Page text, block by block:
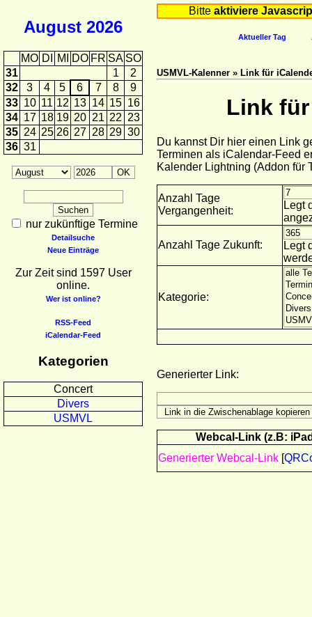
August 2026
MO DI MI DO FR SA SO
31
1
2
32
3 4 5 6 7 8
9
33 10 11 12 13 14 15 16
34 17 18 19 20 21 22 23
35 24 25 26 27 28 29 30
36 31
nur zukünftige Termine
Detailsuche
Neue Einträge
Zur Zeit sind 1597 User
online.
Wer ist online?
RSS-Feed
iCalendar-Feed
Kategorien
Concert
Divers
USMVL
Bitte aktiviere
Aktueller Tag
USMVL-Kalenner » Link für
Link
Du kannst Dir hier einen Link
Terminen als iCalendar-Feed
Kalender Lightning (Addon für
Anzahl Tage
Vergangenheit:
Legt
Anzahl Tage Zukunft:
Legt
Kategorie:
Generierter Link:
Webcal-Link (z.B:
Generierter Webcal-Link [